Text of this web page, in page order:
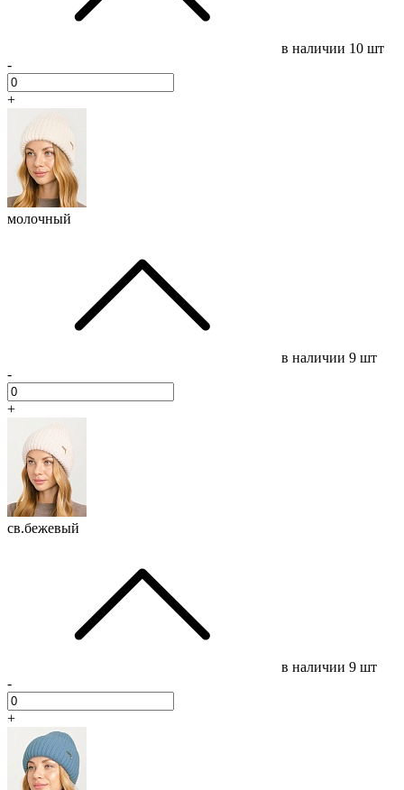
в наличии 10 шт
-
+
молочный
в наличии 9 шт
-
+
св.бежевый
в наличии 9 шт
-
+